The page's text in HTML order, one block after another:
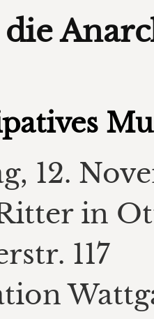
12.
in
117